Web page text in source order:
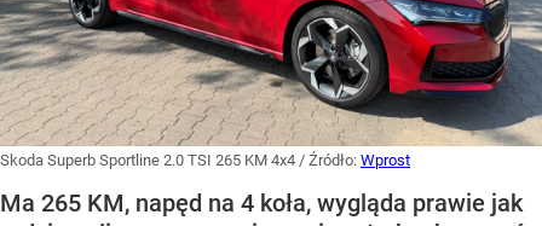
Skoda Superb Sportline 2.0 TSI 265 KM 4x4 / Źródło: Wprost
Ma 265 KM, napęd na 4 koła, wygląda prawie jak